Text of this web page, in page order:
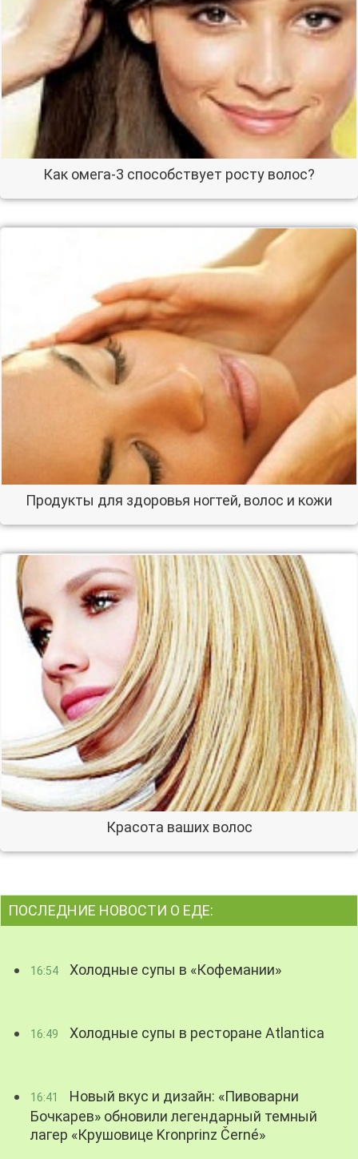
Как омега-3 способствует росту волос?
Продукты для здоровья ногтей, волос и кожи
Красота ваших волос
ПОСЛЕДНИЕ НОВОСТИ О ЕДЕ:
16:54 Холодные супы в «Кофемании»
16:49 Холодные супы в ресторане Atlantica
16:41
Новый вкус и дизайн: «Пивоварни
Бочкарев» обновили легендарный темный
лагер «Крушовице Kronprinz Černé»